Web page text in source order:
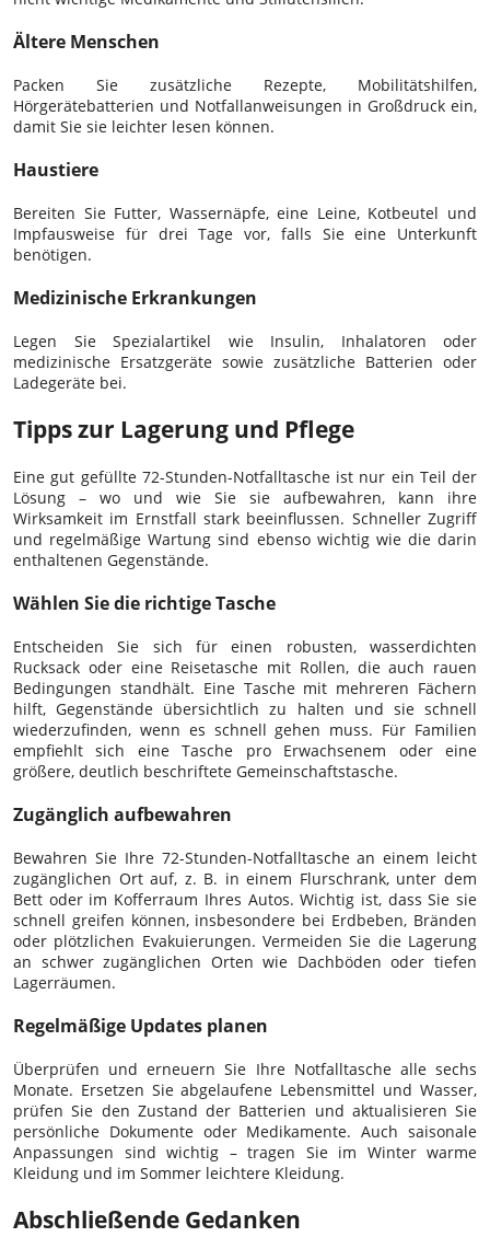
Ältere Menschen
Packen Sie zusätzliche Rezepte, Mobilitätshilfen,
Hörgerätebatterien und Notfallanweisungen in Großdruck ein,
damit Sie sie leichter lesen können.
Haustiere
Bereiten Sie Futter, Wassernäpfe, eine Leine, Kotbeutel und
Impfausweise für drei Tage vor, falls Sie eine Unterkunft
benötigen.
Medizinische Erkrankungen
Legen Sie Spezialartikel wie Insulin, Inhalatoren oder
medizinische Ersatzgeräte sowie zusätzliche Batterien oder
Ladegeräte bei.
Tipps zur Lagerung und Pflege
Eine gut gefüllte 72-Stunden-Notfalltasche ist nur ein Teil der
Lösung – wo und wie Sie sie aufbewahren, kann ihre
Wirksamkeit im Ernstfall stark beeinflussen. Schneller Zugriff
und regelmäßige Wartung sind ebenso wichtig wie die darin
enthaltenen Gegenstände.
Wählen Sie die richtige Tasche
Entscheiden Sie sich für einen robusten, wasserdichten
Rucksack oder eine Reisetasche mit Rollen, die auch rauen
Bedingungen standhält. Eine Tasche mit mehreren Fächern
hilft, Gegenstände übersichtlich zu halten und sie schnell
wiederzufinden, wenn es schnell gehen muss. Für Familien
empfiehlt sich eine Tasche pro Erwachsenem oder eine
größere, deutlich beschriftete Gemeinschaftstasche.
Zugänglich aufbewahren
Bewahren Sie Ihre 72-Stunden-Notfalltasche an einem leicht
zugänglichen Ort auf, z. B. in einem Flurschrank, unter dem
Bett oder im Kofferraum Ihres Autos. Wichtig ist, dass Sie sie
schnell greifen können, insbesondere bei Erdbeben, Bränden
oder plötzlichen Evakuierungen. Vermeiden Sie die Lagerung
an schwer zugänglichen Orten wie Dachböden oder tiefen
Lagerräumen.
Regelmäßige Updates planen
Überprüfen und erneuern Sie Ihre Notfalltasche alle sechs
Monate. Ersetzen Sie abgelaufene Lebensmittel und Wasser,
prüfen Sie den Zustand der Batterien und aktualisieren Sie
persönliche Dokumente oder Medikamente. Auch saisonale
Anpassungen sind wichtig – tragen Sie im Winter warme
Kleidung und im Sommer leichtere Kleidung.
Abschließende Gedanken